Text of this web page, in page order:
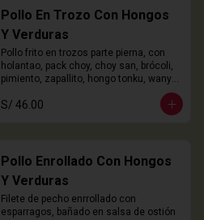
Pollo En Trozo Con Hongos
Y Verduras
Pollo frito en trozos parte pierna, con
holantao, pack choy, choy san, brócoli,
pimiento, zapallito, hongo tonku, wanyi
S/ 46.00
Pollo Enrollado Con Hongos
Y Verduras
Filete de pecho enrrollado con
esparragos, bañado en salsa de ostión